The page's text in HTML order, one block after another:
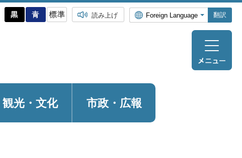
読み上げ 翻訳
観光・ 文化 市政・広報